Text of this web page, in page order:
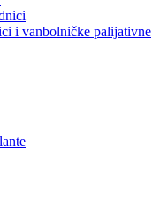
i vanbolničke palijativne